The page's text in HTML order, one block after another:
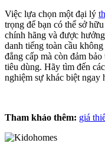
Việc lựa chọn một đại lý
trọng để bạn có thể sở
chính hãng và được
danh tiếng toàn cầu
đẳng cấp mà còn đảm
tiêu dùng. Hãy tìm đến
nghiệm sự khác biệt ngay
Tham khảo thêm: giá